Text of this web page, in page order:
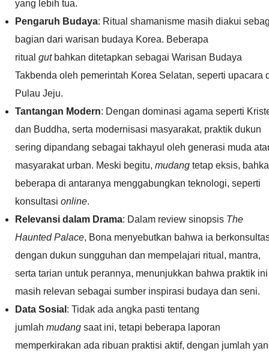
yang lebih tua.
Pengaruh Budaya: Ritual shamanisme masih diakui
bagian dari warisan budaya Korea. Beberapa
ritual gutbahkan ditetapkan sebagai Warisan Budaya
Takbenda oleh pemerintah Korea Selatan, seperti upacara
Pulau Jeju.
Tantangan Modern: Dengan dominasi agama seperti
dan Buddha, serta modernisasi masyarakat, praktik dukun
sering dipandang sebagai takhayul oleh generasi muda
masyarakat urban. Meski begitu, mudang tetap eksis,
beberapa di antaranya menggabungkan teknologi, seperti
konsultasi online.
Relevansi dalam Drama: Dalam review sinopsis The
Haunted Palace, Bona menyebutkan bahwa ia
dengan dukun sungguhan dan mempelajari ritual, mantra,
serta tarian untuk perannya, menunjukkan bahwa praktik ini
masih relevan sebagai sumber inspirasi budaya dan seni.
Data Sosial : Tidak ada angka pasti tentang
jumlah mudang saat ini, tetapi beberapa laporan
memperkirakan ada ribuan praktisi aktif, dengan jumlah